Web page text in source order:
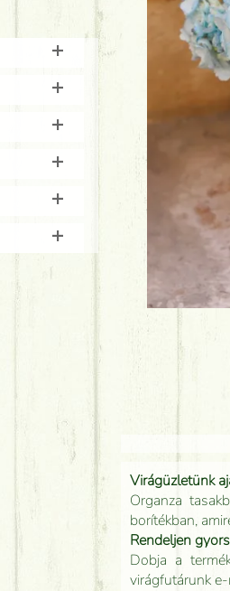
Virágüzletünk
Organza
borítékban,
Rendeljen
Dobja a
virágfutárunk
+
+
+
+
+
+